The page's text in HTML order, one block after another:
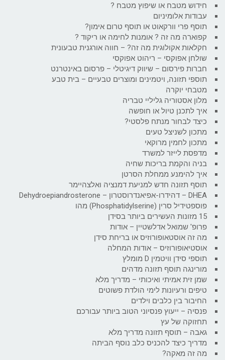
חידוש מטבח או שיפוץ מטבח ?
עבודות אלומיניום
תוסף פרי וורקאוט או תוסף טרום אימון?
קפוארה מה זה ? אומנות לחימה או ריקוד ?
חקלאות אקולוגית מה זה? – חווה אורגנית טבעונית
שולחן אפוקסי – ריהוט אפוקסי
חברות פירסום – שיווק דיגיטלי – פרסום באינטרנט
תוספי תזונה, ויטמינים ומוצרים טבעיים – בית טבע
מטבחי יוקרה
מלון אסטוריה גליליי טבריה
איך לתכנן טיול או חופשה
כיצד לבחור מנתח פלסטי?
מתכון לשניצל טעים
מתכון לחמין מרוקאי
מדפסת לייזר למשרד
בניה והקמת בריכות שחיה
איך להימנע ממחלת הסרטן
תוסף תזונה חדש למניעת דמנציה ואלצהיימר
DHEA – דהידרו-אפיאנדרוסטרון – Dehydroepiandrosterone
פוספטידיל סרין (Phosphatidylserine) מהו
15 מזונות העשירים ביותר בסידן
פרופ' שמואל אדלשטיין – אודות
מה זה אוסטאופורוזיס או בריחת סידן
אוסטיאופורוזיס – אודות המחלה
תוספי סידן וויטמין D מומלץ
מורינגה תוסף תזונה מדהים
שמן זית אמיתי ואיכותי – מדריך מלא
טיפים ורעיונות לימי הולדת פשוטים
החיבור בין כלבים וילדים
פנסיה – ייעוץ פנסיוני הטוב ביותר עבורכם
תחזוקה של עץ
גאבה – תוסף תזונה מדריך מלא
מדריך כיצד להכניס כלב נוסף הביתה
מה זה מאקה?